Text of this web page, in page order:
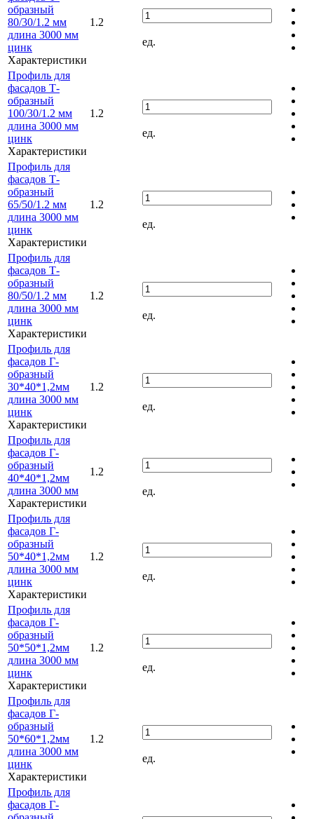
образный
80/30/1.2 мм
длина 3000 мм
цинк
Характеристики
1.2
ед.
Профиль для
фасадов Т-
образный
100/30/1.2 мм
длина 3000 мм
цинк
Характеристики
1.2
ед.
Профиль для
фасадов Т-
образный
65/50/1.2 мм
длина 3000 мм
цинк
Характеристики
1.2
ед.
Профиль для
фасадов Т-
образный
80/50/1.2 мм
длина 3000 мм
цинк
Характеристики
1.2
ед.
Профиль для
фасадов Г-
образный
30*40*1,2мм
длина 3000 мм
цинк
Характеристики
1.2
ед.
Профиль для
фасадов Г-
образный
40*40*1,2мм
длина 3000 мм
Характеристики
1.2
ед.
Профиль для
фасадов Г-
образный
50*40*1,2мм
длина 3000 мм
цинк
Характеристики
1.2
ед.
Профиль для
фасадов Г-
образный
50*50*1,2мм
длина 3000 мм
цинк
Характеристики
1.2
ед.
Профиль для
фасадов Г-
образный
50*60*1,2мм
длина 3000 мм
цинк
Характеристики
1.2
ед.
Профиль для
фасадов Г-